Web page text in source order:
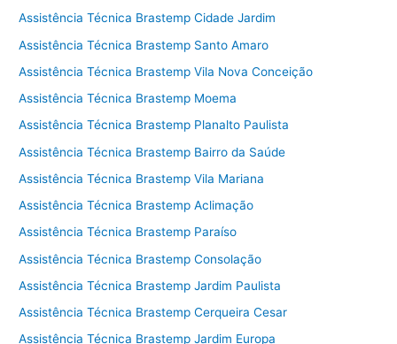
Assistência Técnica Brastemp Cidade Jardim
Assistência Técnica Brastemp Santo Amaro
Assistência Técnica Brastemp Vila Nova Conceição
Assistência Técnica Brastemp Moema
Assistência Técnica Brastemp Planalto Paulista
Assistência Técnica Brastemp Bairro da Saúde
Assistência Técnica Brastemp Vila Mariana
Assistência Técnica Brastemp Aclimação
Assistência Técnica Brastemp Paraíso
Assistência Técnica Brastemp Consolação
Assistência Técnica Brastemp Jardim Paulista
Assistência Técnica Brastemp Cerqueira Cesar
Assistência Técnica Brastemp Jardim Europa